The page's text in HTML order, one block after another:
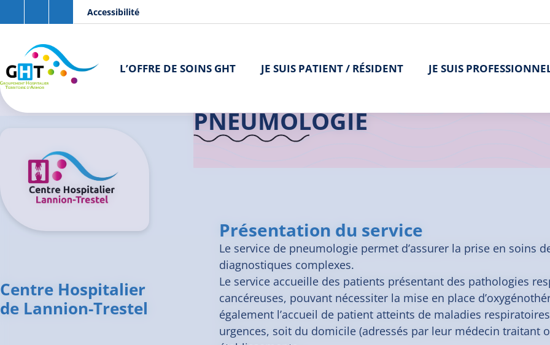
Aller au contenu principal
Accessibilité
L’OFFRE DE SOINS GHT JE SUIS PATIENT / RÉSIDENT JE SUIS
Centre Hospitalier
de Lannion-Trestel
Accueil GHT> L'offre de soins> Pneumologie Pneumologie | Lannion
PNEUMOLOGIE
Présentation du service
Le service de pneumologie permet d’assurer la prise en soins
diagnostiques complexes.
Le service accueille des patients présentant des pathologies
cancéreuses, pouvant nécessiter la mise en place
également l’accueil de patient atteints de maladies
urgences, soit du domicile (adressés par leur médecin traitant
Panneau de gestion des cookies